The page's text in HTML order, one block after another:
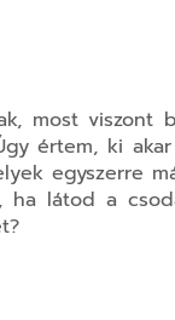
most viszont
értem, ki
egyszerre
ha látod a